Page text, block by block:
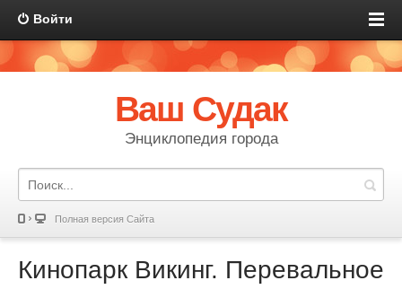
Войти
Ваш Судак
Энциклопедия города
Полная версия Сайта
Кинопарк Викинг. Перевальное